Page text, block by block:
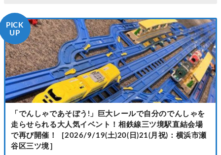
PICK
UP
「でんしゃであそぼう!」巨大レールで自分のでんしゃを
走らせられる大人気イベント！相鉄線三ツ境駅直結会場
で再び開催！［2026/9/19(土)20(日)21(月祝)：横浜市瀬
谷区三ツ境］